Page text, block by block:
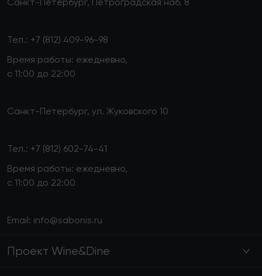
Тел.: +7 (812) 409-96-98
Время работы: ежедневно,
с 11:00 до 22:00
Санкт-Петербург, ул. Жуковского 10
Тел.: +7 (812) 602-74-41
Время работы: ежедневно,
с 11:00 до 22:00
Email: info@sabonis.ru
Проект Wine&Dine